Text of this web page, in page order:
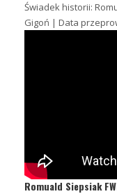
Świadek historii:
Gigoń | Data
Romuald Siepsiak